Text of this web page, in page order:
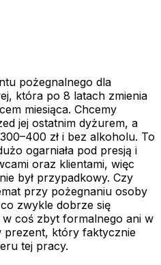
pożegnalnego dla
która po 8 latach zmienia
miesiąca. Chcemy
jej ostatnim dyżurem, a
zł i bez alkoholu. To
ogarniała pod presją i
oraz klientami, więc
był przypadkowy. Czy
przy pożegnaniu osoby
zwykle dobrze się
coś zbyt formalnego ani w
prezent, który faktycznie
tej pracy.